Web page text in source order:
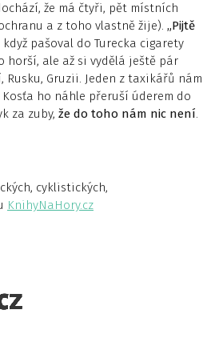
že má čtyři, pět místních
a z toho vlastně žije). „Pijtě
pašoval do Turecka cigarety
horší, ale až si vydělá ještě pár
Gruzii. Jeden z taxikářů nám
ho náhle přeruší úderem do
za zuby, že do toho nám nic není.
cyklistických,
KnihyNaHory.cz